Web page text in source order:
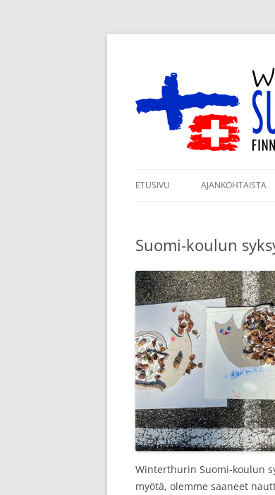
Siirry
ETUSIVU AJANKOHTAISTA
TUKIJAMME
Suomi-koulun
Winterthurin Suomi-koulun
myötä, olemme saaneet